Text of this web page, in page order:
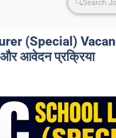
(Special)
और आवेदन प्रक्रिया